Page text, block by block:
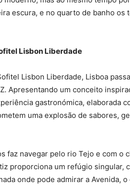
escura, e no quarto de banho os
Lisbon Liberdade
Lisbon Liberdade, Lisboa
Apresentando um conceito
gastronómica, elaborada
uma explosão de sabores,
faz navegar pelo rio Tejo e com o
proporciona um refúgio singular,
onde pode admirar a Avenida,